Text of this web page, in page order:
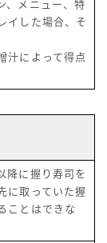
、メニュー、特
イした場合、そ
汁によって得点
降に握り寿司を
に取っていた握
ことはできな